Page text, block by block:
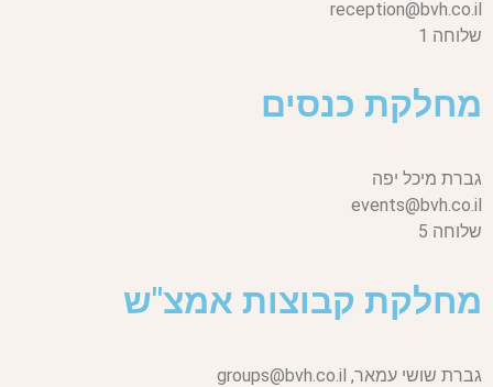
reception@bvh.co.il
שלוחה 1
מחלקת כנסים
גברת מיכל יפה
events@bvh.co.il
שלוחה 5
מחלקת קבוצות אמצ"ש
גברת שושי עמאר, groups@bvh.co.il